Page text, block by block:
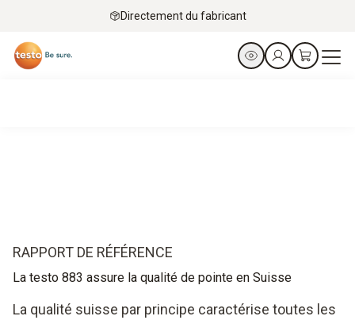
Directement du fabricant
RAPPORT DE RÉFÉRENCE
La testo 883 assure la qualité de pointe en Suisse
La qualité suisse par principe caractérise toutes les